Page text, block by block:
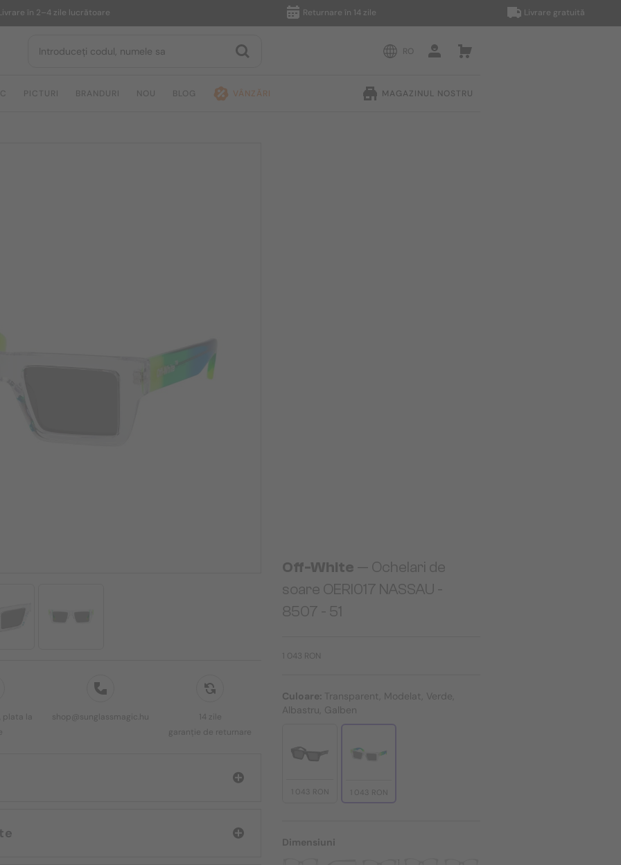
în 2–4 zile lucrătoare Returnare în 14 zile Livrare gratuită
RO
PICTURI BRANDURI NOU BLOG VÂNZĂRI MAGAZINUL NOSTRU
plata la
shop@sunglassmagic.hu
14 zile
garanție de returnare
Off-White — Ochelari de
soare OERI017 NASSAU -
8507 - 51
1 043 RON
Culoare:
Transparent, Modelat, Verde,
Albastru, Galben
1 043 RON 1 043 RON
Dimensiuni